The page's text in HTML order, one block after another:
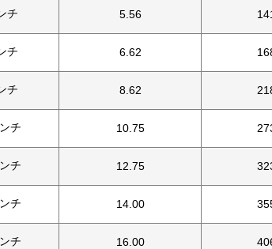
チ 5.56
チ 6.62
チ 8.62
チ 10.75
チ 12.75
チ 14.00
チ 16.00